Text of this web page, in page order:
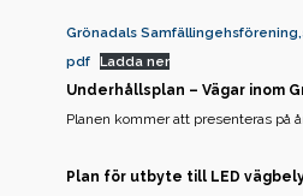
Grönadals
pdf Ladda ner
Underhållsplan – Vägar inom
Planen kommer att presenteras på
Plan för utbyte till LED